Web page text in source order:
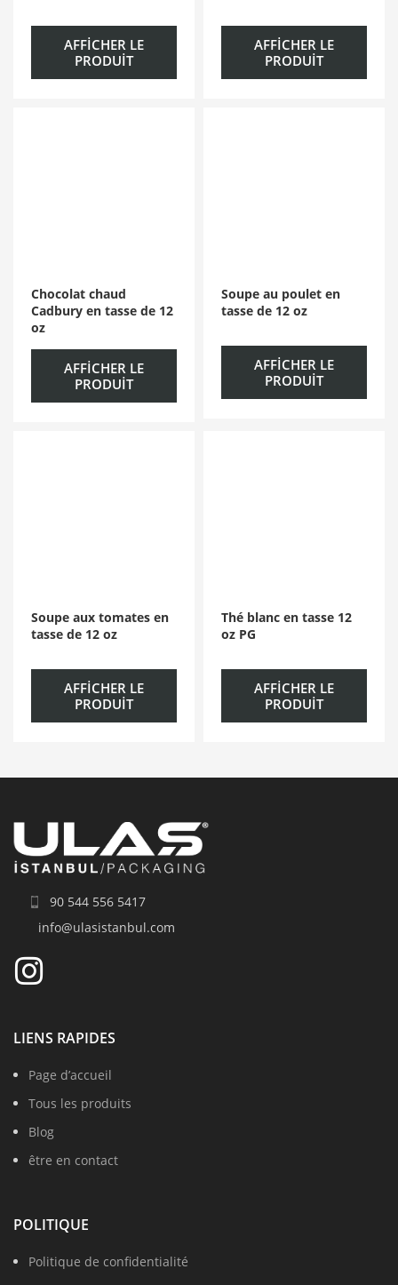
AFFICHER LE
PRODUIT
AFFICHER LE
PRODUIT
Chocolat chaud
Cadbury en tasse de 12
oz
AFFICHER LE
PRODUIT
Soupe au poulet en
tasse de 12 oz
AFFICHER LE
PRODUIT
Soupe aux tomates en
tasse de 12 oz
AFFICHER LE
PRODUIT
Thé blanc en tasse 12
oz PG
AFFICHER LE
PRODUIT
90 544 556 5417
info@ulasistanbul.com
LIENS RAPIDES
Page d’accueil
Tous les produits
Blog
être en contact
POLITIQUE
Politique de confidentialité